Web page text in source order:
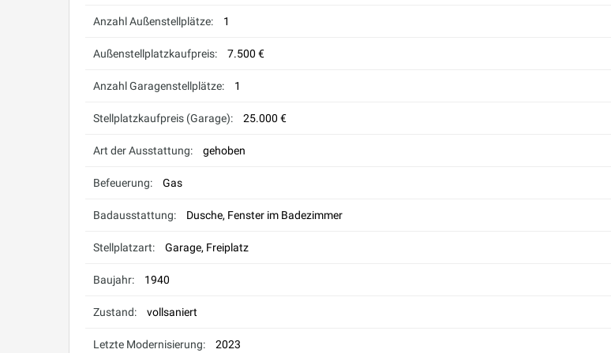
Anzahl Außenstellplätze: 1
Außenstellplatzkaufpreis: 7.500 €
Anzahl Garagenstellplätze: 1
Stellplatzkaufpreis (Garage): 25.000 €
Art der Ausstattung: gehoben
Befeuerung: Gas
Badausstattung: Dusche, Fenster im Badezimmer
Stellplatzart: Garage, Freiplatz
Baujahr: 1940
Zustand: vollsaniert
Letzte Modernisierung: 2023